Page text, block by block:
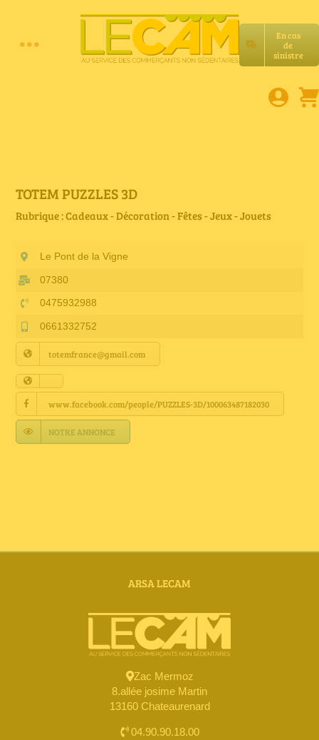
En cas
de
sinistre
Toggle
E-book
Petites annonces
Annuaire Fournisseurs
Actualités
Contact
TOTEM PUZZLES 3D
Rubrique : Cadeaux - Décoration - Fêtes - Jeux - Jouets
Le Pont de la Vigne
07380
0475932988
0661332752
totemfrance@gmail.com
www.facebook.com/people/PUZZLES-3D/100063487182030
NOTRE ANNONCE
ARSA LECAM
Zac Mermoz
8.allée josime Martin
13160 Chateaurenard
04.90.90.18.00